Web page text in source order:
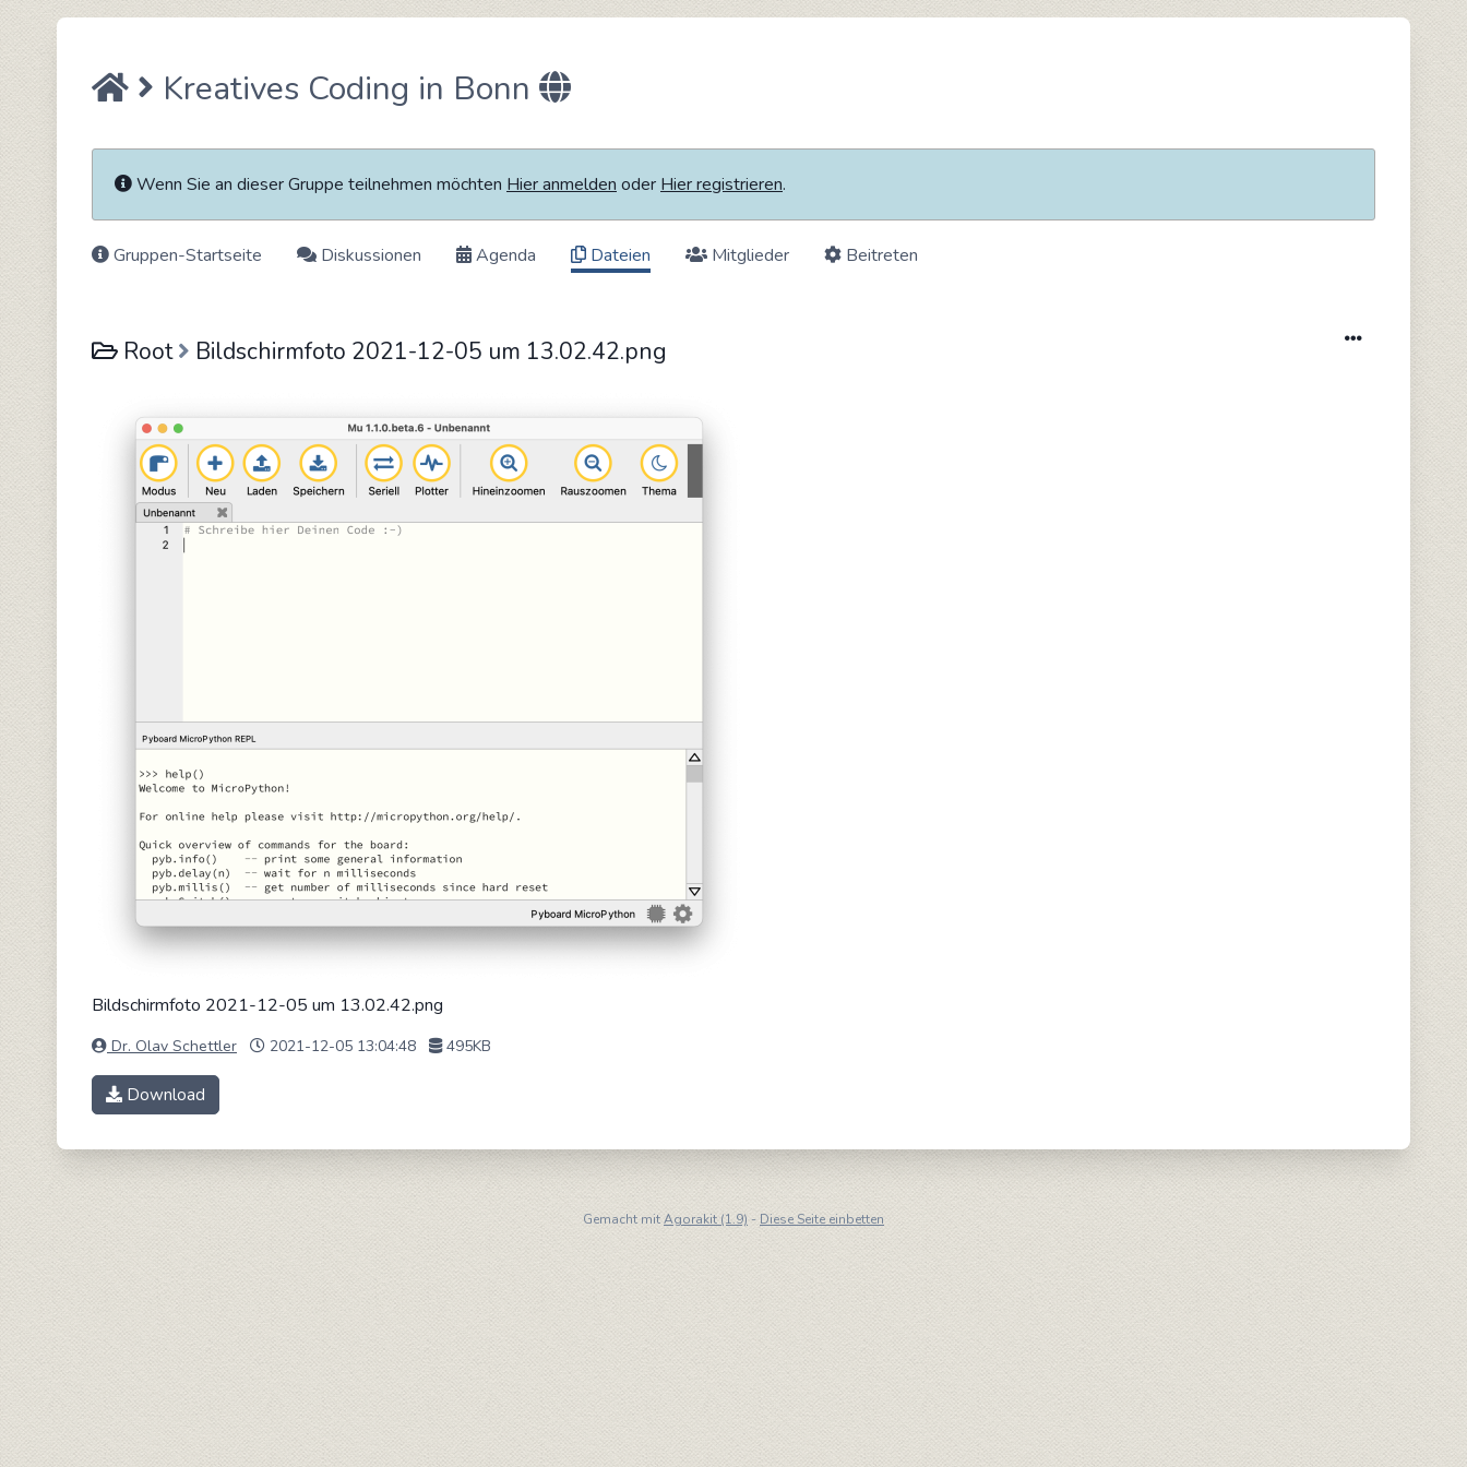
Kreatives Coding in Bonn
Wenn Sie an dieser Gruppe teilnehmen möchten Hier anmelden oder Hier registrieren.
Gruppen-Startseite Diskussionen Agenda Dateien Mitglieder Beitreten
Root Bildschirmfoto 2021-12-05 um 13.02.42.png
Bildschirmfoto 2021-12-05 um 13.02.42.png
Dr. Olav Schettler 2021-12-05 13:04:48 495KB
Download
Gemacht mitAgorakit (1.9) - Diese Seite einbetten